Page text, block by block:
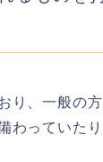
り、一般の
わっていた